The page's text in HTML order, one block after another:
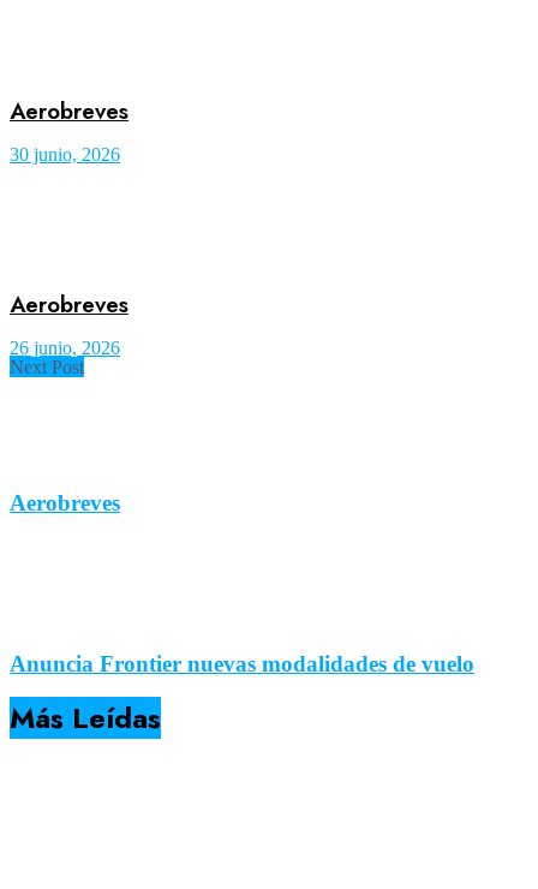
Aerobreves
30 junio, 2026
Aerobreves
26 junio, 2026
Next Post
Aerobreves
Anuncia Frontier nuevas modalidades de vuelo
Más Leídas